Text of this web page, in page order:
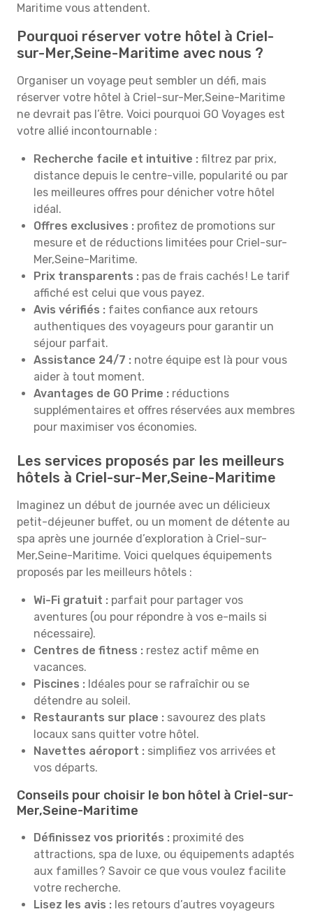
Maritime vous attendent.
Pourquoi réserver votre hôtel à Criel-
sur-Mer,Seine-Maritime avec nous ?
Organiser un voyage peut sembler un défi, mais
réserver votre hôtel à Criel-sur-Mer,Seine-Maritime
ne devrait pas l’être. Voici pourquoi GO Voyages est
votre allié incontournable :
Recherche facile et intuitive : filtrez par prix,
distance depuis le centre-ville, popularité ou par
les meilleures offres pour dénicher votre hôtel
idéal.
Offres exclusives : profitez de promotions sur
mesure et de réductions limitées pour Criel-sur-
Mer,Seine-Maritime.
Prix transparents : pas de frais cachés ! Le tarif
affiché est celui que vous payez.
Avis vérifiés : faites confiance aux retours
authentiques des voyageurs pour garantir un
séjour parfait.
Assistance 24/7 : notre équipe est là pour vous
aider à tout moment.
Avantages de GO Prime : réductions
supplémentaires et offres réservées aux membres
pour maximiser vos économies.
Les services proposés par les meilleurs
hôtels à Criel-sur-Mer,Seine-Maritime
Imaginez un début de journée avec un délicieux
petit-déjeuner buffet, ou un moment de détente au
spa après une journée d’exploration à Criel-sur-
Mer,Seine-Maritime. Voici quelques équipements
proposés par les meilleurs hôtels :
Wi-Fi gratuit : parfait pour partager vos
aventures (ou pour répondre à vos e-mails si
nécessaire).
Centres de fitness : restez actif même en
vacances.
Piscines : Idéales pour se rafraîchir ou se
détendre au soleil.
Restaurants sur place : savourez des plats
locaux sans quitter votre hôtel.
Navettes aéroport : simplifiez vos arrivées et
vos départs.
Conseils pour choisir le bon hôtel à Criel-sur-
Mer,Seine-Maritime
Définissez vos priorités : proximité des
attractions, spa de luxe, ou équipements adaptés
aux familles ? Savoir ce que vous voulez facilite
votre recherche.
Lisez les avis : les retours d’autres voyageurs